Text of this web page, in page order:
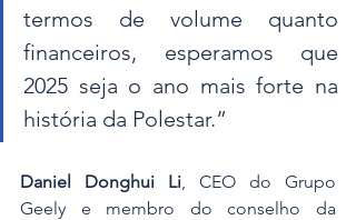
termos de volume quanto
financeiros, esperamos que
2025 seja o ano mais forte na
história da Polestar.”
Daniel Donghui Li, CEO do Grupo
Geely e membro do conselho da